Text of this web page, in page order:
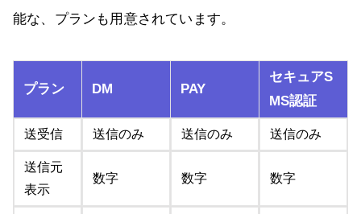
能な、プランも用意されています。
プラン DM PAY
セキュアS
MS認証
送受信 送信のみ 送信のみ 送信のみ
送信元
表示
数字 数字 数字